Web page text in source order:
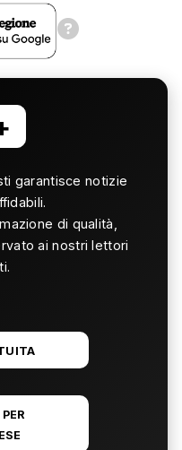
garantisce notizie
di qualità,
ai nostri lettori